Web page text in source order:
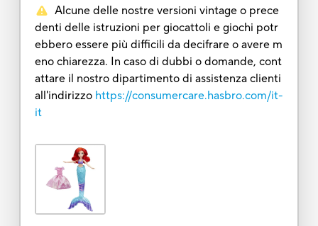
Alcune delle nostre versioni vintage o prece
denti delle istruzioni per giocattoli e giochi potr
ebbero essere più difficili da decifrare o avere m
eno chiarezza. In caso di dubbi o domande, cont
attare il nostro dipartimento di assistenza clienti
all'indirizzo https://consumercare.hasbro.com/it-
it